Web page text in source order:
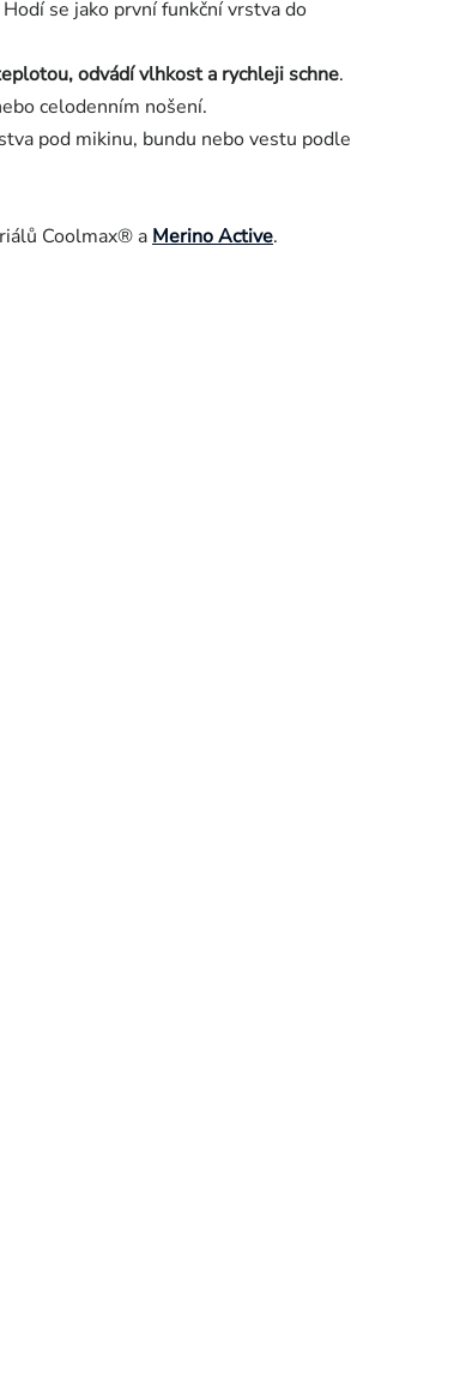
se jako první funkční vrstva do
odvádí vlhkost a rychleji schne.
celodenním nošení.
pod mikinu, bundu nebo vestu podle
Coolmax® a Merino Active.